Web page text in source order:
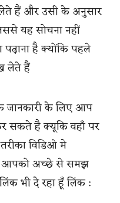
लेते हैं और उसी के अनुसार
यह सोचना नहीं
है क्योंकि पहले
लेते हैं
जानकारी के लिए आप
सकते है क्यूकि वहाँ पर
विडिओ मे
आपको अच्छे से समझ
भी दे रहा हूँ लिंक :